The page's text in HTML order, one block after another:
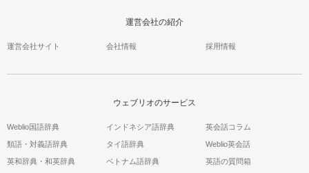
運営会社の紹介
運営会社サイト 会社情報 採用情報
ウェブリオのサービス
Weblio国語辞典
類語・対義語辞典
英和辞典・和英辞典
インドネシア語辞典
タイ語辞典
ベトナム語辞典
英会話コラム
Weblio英会話
英語の質問箱